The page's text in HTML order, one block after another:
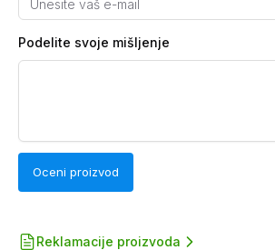
Podelite svoje mišljenje
Oceni proizvod
Reklamacije proizvoda